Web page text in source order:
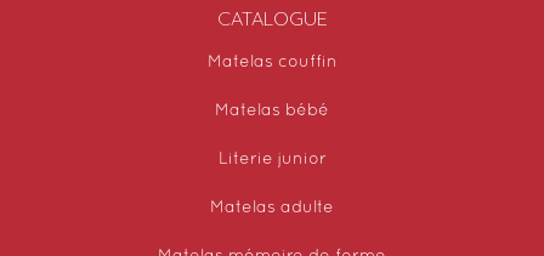
CATALOGUE
Matelas couffin
Matelas bébé
Literie junior
Matelas adulte